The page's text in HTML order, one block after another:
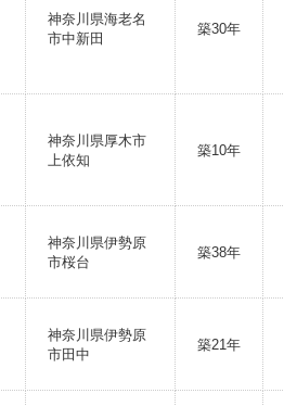
神奈川県海老名
市中新田
築30年
神奈川県厚木市
上依知
築10年
神奈川県伊勢原
市桜台
築38年
神奈川県伊勢原
市田中
築21年